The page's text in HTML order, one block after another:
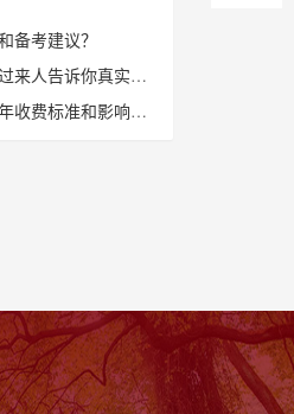
备考建议？
人告诉你真实情况
准和影响因素解析